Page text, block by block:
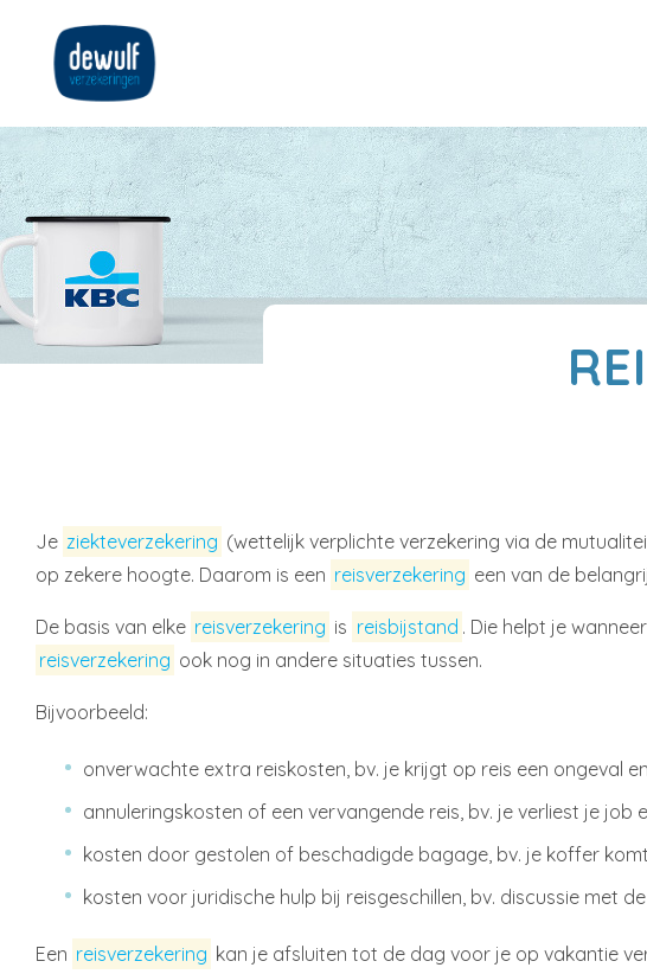
Je ziekteverzekering (wettelijk verplichte verzekering via de
op zekere hoogte. Daarom is een reisverzekering een van de
De basis van elke reisverzekering is reisbijstand . Die helpt je
reisverzekering ook nog in andere situaties tussen.
Bijvoorbeeld:
onverwachte extra reiskosten, bv. je krijgt op reis een ongeval
annuleringskosten of een vervangende reis, bv. je verliest je
kosten door gestolen of beschadigde bagage, bv. je koffer
kosten voor juridische hulp bij reisgeschillen, bv. discussie met
Een reisverzekering kan je afsluiten tot de dag voor je op vakantie